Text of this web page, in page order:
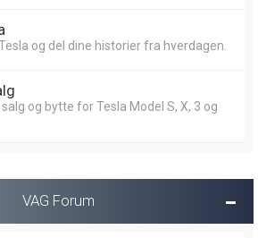
og del dine historier fra hverdagen.
og bytte for Tesla Model S, X, 3 og
VAG Forum